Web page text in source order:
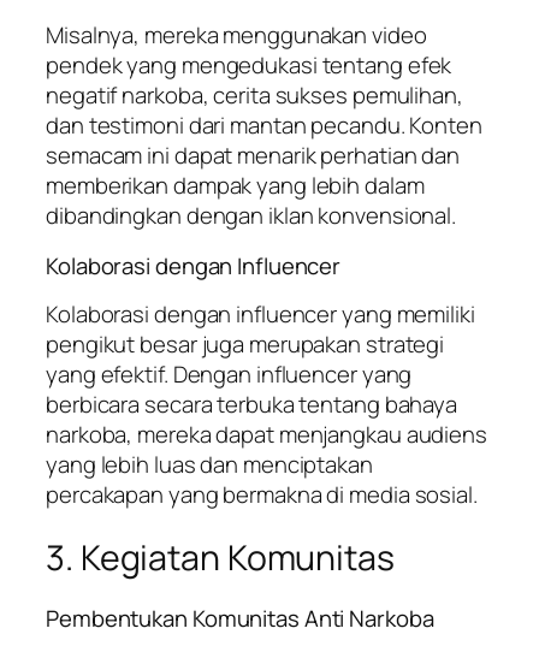
Misalnya, mereka menggunakan video
pendek yang mengedukasi tentang efek
negatif narkoba, cerita sukses pemulihan,
dan testimoni dari mantan pecandu. Konten
semacam ini dapat menarik perhatian dan
memberikan dampak yang lebih dalam
dibandingkan dengan iklan konvensional.
Kolaborasi dengan Influencer
Kolaborasi dengan influencer yang memiliki
pengikut besar juga merupakan strategi
yang efektif. Dengan influencer yang
berbicara secara terbuka tentang bahaya
narkoba, mereka dapat menjangkau audiens
yang lebih luas dan menciptakan
percakapan yang bermakna di media sosial.
3. Kegiatan Komunitas
Pembentukan Komunitas Anti Narkoba